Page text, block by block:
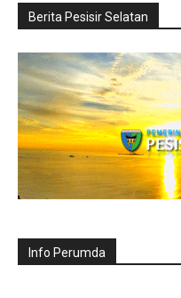
Berita Pesisir Selatan
Info Perumda